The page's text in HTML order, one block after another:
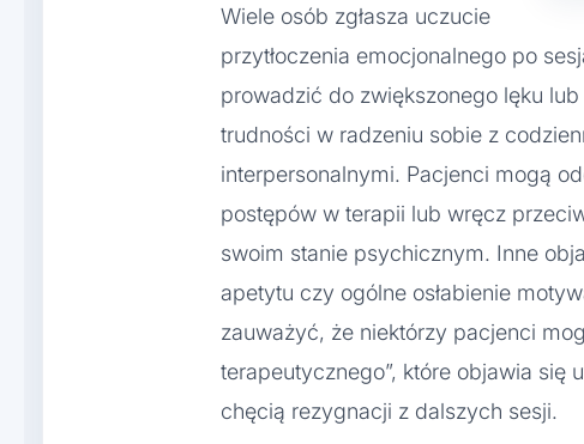
Wiele osób zgłasza uczucie
przytłoczenia emocjonalnego po
prowadzić do zwiększonego lęku
trudności w radzeniu sobie z
interpersonalnymi. Pacjenci mogą
postępów w terapii lub wręcz
swoim stanie psychicznym. Inne
apetytu czy ogólne osłabienie
zauważyć, że niektórzy pacjenci
terapeutycznego”, które objawia się
chęcią rezygnacji z dalszych sesji.